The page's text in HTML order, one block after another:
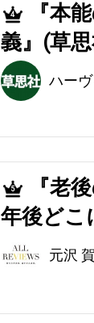
4
『本
義』(草
ハー
5
『老
年後どこ
元沢